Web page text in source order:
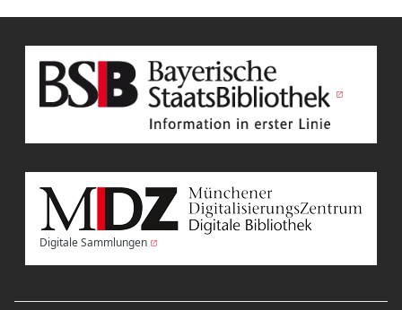
Digitale Sammlungen